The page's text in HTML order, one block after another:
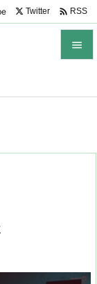

Twitter  RSS